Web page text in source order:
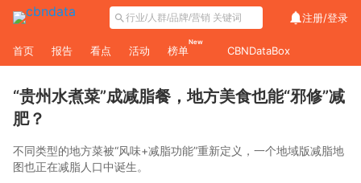
注册/登录
首页 报告 看点 活动 榜单
New
CBNDataBox
“贵州水煮菜”成减脂餐，地方美食也能“邪修”减
肥？
不同类型的地方菜被“风味+减脂功能”重新定义，一个地域版减脂地
图也正在减脂人口中诞生。